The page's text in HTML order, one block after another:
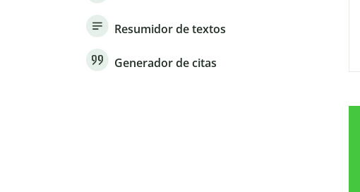
Resumidor de textos
Generador de citas